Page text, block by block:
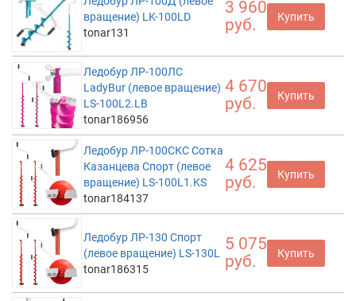
вращение) LK-100LD
tonar131
3 960
руб.
Купить
Ледобур ЛР-100ЛC
LadyBur (левое вращение)
LS-100L2.LB
tonar186956
4 670
руб.
Купить
Ледобур ЛР-100СКС Сотка
Казанцева Спорт (левое
вращение) LS-100L1.KS
tonar184137
4 625
руб.
Купить
Ледобур ЛР-130 Спорт
(левое вращение) LS-130L
tonar186315
5 075
руб.
Купить